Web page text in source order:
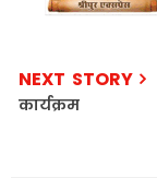
NEXT STORY
कार्यक्रम